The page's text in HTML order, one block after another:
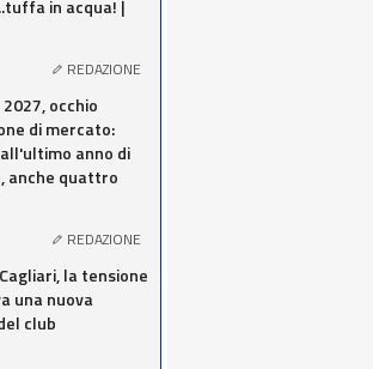
in acqua! |
REDAZIONE
occhio
di mercato:
anno di
anche quattro
REDAZIONE
la tensione
una nuova
club